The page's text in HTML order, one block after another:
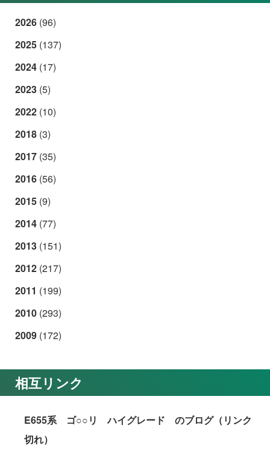
2026 (96)
2025 (137)
2024 (17)
2023 (5)
2022 (10)
2018 (3)
2017 (35)
2016 (56)
2015 (9)
2014 (77)
2013 (151)
2012 (217)
2011 (199)
2010 (293)
2009 (172)
相互リンク
E655系 ゴ○○リ ハイグレード のブログ（リンク
切れ）